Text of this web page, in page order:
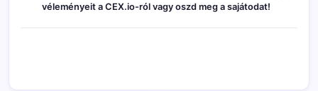
véleményeit a CEX.io-ról vagy oszd meg a sajátodat!